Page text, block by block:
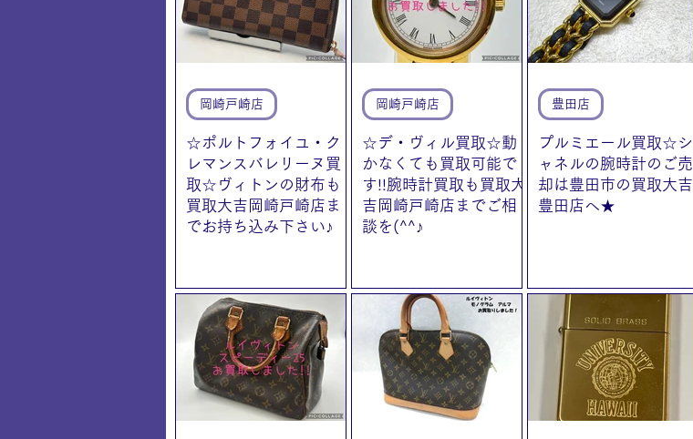
☆ポルトフォイユ・ク
レマンスバレリーヌ買
取☆ヴィトンの財布も
買取大吉岡崎戸崎店ま
でお持ち込み下さい♪
岡崎戸崎店
☆デ・ヴィル買取☆動
かなくても買取可能で
す!!腕時計買取も買取大
吉岡崎戸崎店までご相
談を(^^♪
岡崎戸崎店
プルミエール買取☆シ
ャネルの腕時計のご売
却は豊田市の買取大吉
豊田店へ★
豊田店